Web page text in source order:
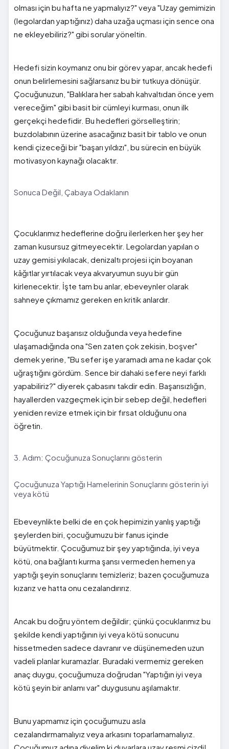
olması için bu hafta ne yapmalıyız?" veya "Uzay gemimizin
(legolardan yaptığınız) daha uzağa uçması için sence ona
ne ekleyebiliriz?" gibi sorular yöneltin.
Hedefi sizin koymanız onu bir görev yapar, ancak hedefi
onun belirlemesini sağlarsanız bu bir tutkuya dönüşür.
Çocuğunuzun, "Balıklara her sabah kahvaltıdan önce yem
vereceğim" gibi basit bir cümleyi kurması, onun ilk
gerçekçi hedefidir. Bu hedefleri görselleştirin;
buzdolabının üzerine asacağınız basit bir tablo ve onun
kendi çizeceği bir "başarı yıldızı", bu sürecin en büyük
motivasyon kaynağı olacaktır.
Sonuca Değil, Çabaya Odaklanın
Çocuklarımız hedeflerine doğru ilerlerken her şey her
zaman kusursuz gitmeyecektir. Legolardan yapılan o
uzay gemisi yıkılacak, denizaltı projesi için boyanan
kâğıtlar yırtılacak veya akvaryumun suyu bir gün
kirlenecektir. İşte tam bu anlar, ebeveynler olarak
sahneye çıkmamız gereken en kritik anlardır.
Çocuğunuz başarısız olduğunda veya hedefine
ulaşamadığında ona "Sen zaten çok zekisin, boşver"
demek yerine, "Bu sefer işe yaramadı ama ne kadar çok
uğraştığını gördüm. Sence bir dahaki sefere neyi farklı
yapabiliriz?" diyerek çabasını takdir edin. Başarısızlığın,
hayallerden vazgeçmek için bir sebep değil, hedefleri
yeniden revize etmek için bir fırsat olduğunu ona
öğretin.
3. Adım: Çocuğunuza Sonuçlarını gösterin
Çocuğunuza Yaptığı Hamelerinin Sonuçlarını gösterin iyi
veya kötü
Ebeveynlikte belki de en çok hepimizin yanlış yaptığı
şeylerden biri, çocuğumuzu bir fanus içinde
büyütmektir. Çocuğumuz bir şey yaptığında, iyi veya
kötü, ona bağlantı kurma şansı vermeden hemen ya
yaptığı şeyin sonuçlarını temizleriz; bazen çocuğumuza
kızarız ve hatta onu cezalandırırız.
Ancak bu doğru yöntem değildir; çünkü çocuklarımız bu
şekilde kendi yaptığının iyi veya kötü sonucunu
hissetmeden sadece davranır ve düşünemeden uzun
vadeli planlar kuramazlar. Buradaki vermemiz gereken
anaç duygu, çocuğumuza doğrudan "Yaptığın iyi veya
kötü şeyin bir anlamı var" duygusunu aşılamaktır.
Bunu yapmamız için çocuğumuzu asla
cezalandırmamalıyız veya arkasını toparlamamalıyız.